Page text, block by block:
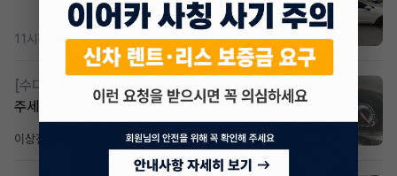
11시간 전 조회 385댓글 3
[수다방]
Gv70 승계자분 구합니다 지원금 협의연락
주세요
이상진 댓글 1